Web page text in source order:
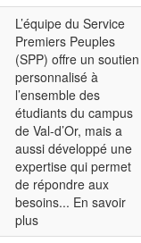
L’équipe du Service
Premiers Peuples
(SPP) offre un soutien
personnalisé à
l’ensemble des
étudiants du campus
de Val-d’Or, mais a
aussi développé une
expertise qui permet
de répondre aux
besoins... En savoir
plus